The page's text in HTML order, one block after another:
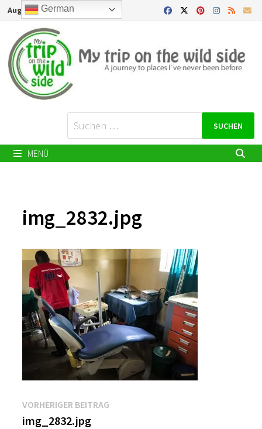
Zurück
Inhalt
August 6, 2026
Suchen
nach:
MENÜ
img_2832.jpg
Beitragsnavigation
VORHERIGER BEITRAG
img_2832.jpg
German